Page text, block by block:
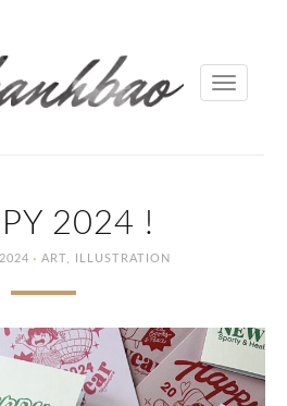
Toggle
2024 !
· ART , ILLUSTRATION